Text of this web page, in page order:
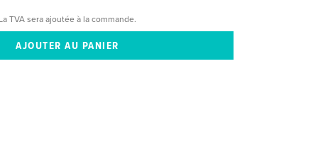
TVA sera ajoutée à la commande.